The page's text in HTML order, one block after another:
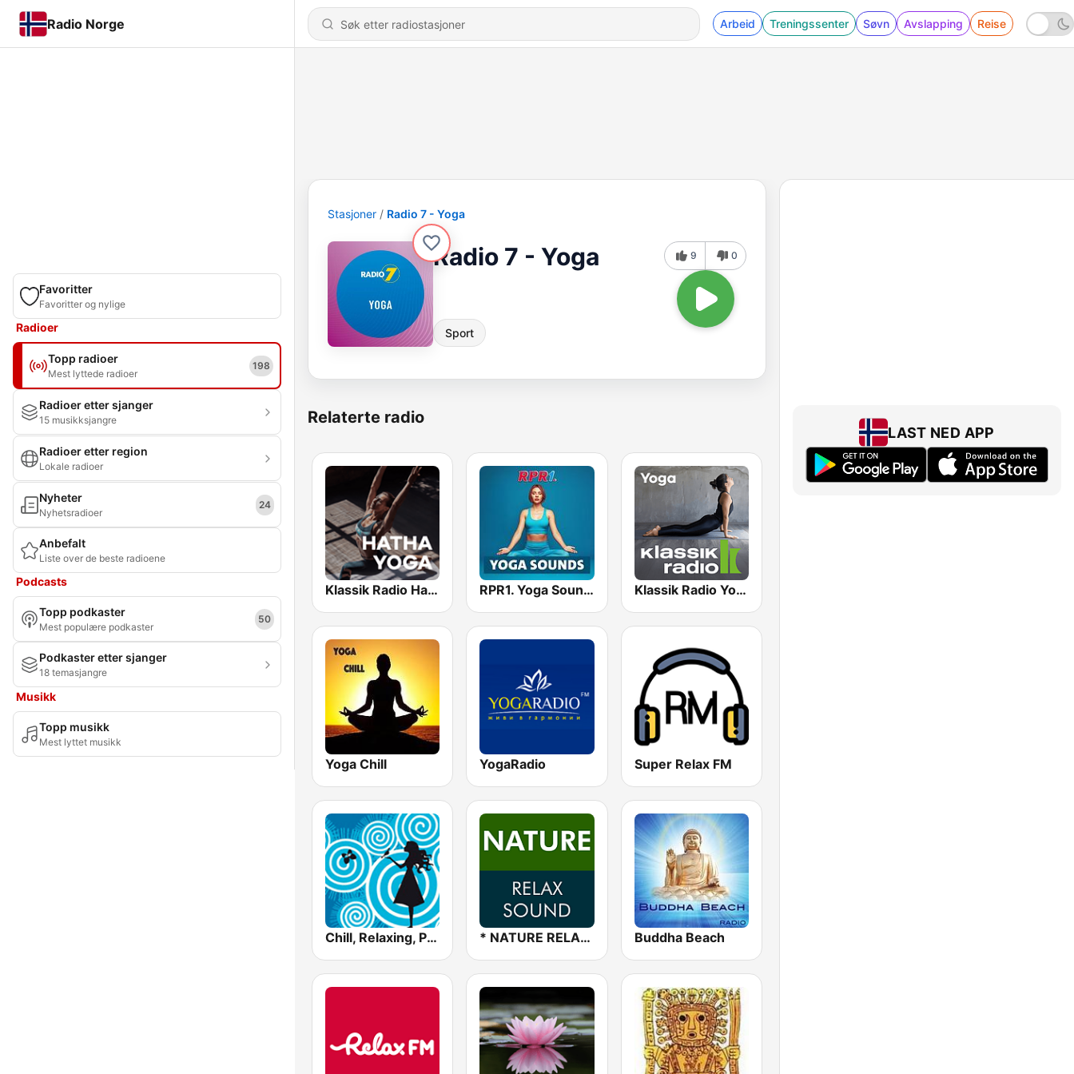
Radio Norge Arbeid Treningssenter Søvn Avslapping Reise
Favoritter
Favoritter og nylige
Radioer
Topp radioer
Mest lyttede radioer
198
Radioer etter sjanger
15 musikksjangre
Radioer etter region
Lokale radioer
Nyheter
Nyhetsradioer
24
Anbefalt
Liste over de beste radioene
Podcasts
Topp podkaster
Mest populære podkaster
50
Podkaster etter sjanger
18 temasjangre
Musikk
Topp musikk
Mest lyttet musikk
Stasjoner Radio 7 - Yoga
Radio 7 - Yoga
Sport
9 0
Relaterte radio
Klassik Radio Hatha Yoga RPR1. Yoga Sounds Klassik Radio Yoga
Yoga Chill YogaRadio Super Relax FM
Chill, Relaxing, Positive * NATURE RELAX SOUND Buddha Beach
LAST NED APP